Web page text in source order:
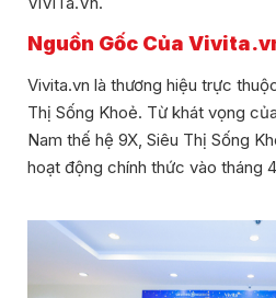
Nguồn Gốc Của
Vivita.vn là thương hiệu trực
Thị Sống Khoẻ. Từ khát vọng
Nam thế hệ 9X, Siêu Thị Sống
hoạt động chính thức vào tháng